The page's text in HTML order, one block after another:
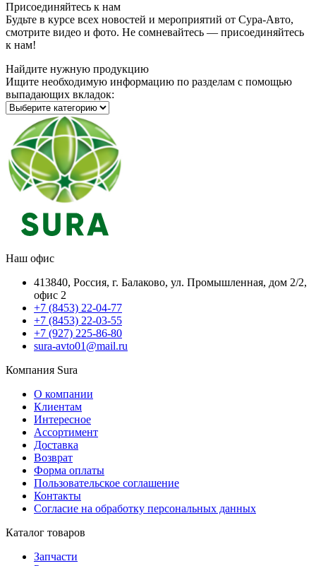
Присоединяйтесь к нам
Будьте в курсе всех новостей и мероприятий от Сура-Авто,
смотрите видео и фото. Не сомневайтесь — присоединяйтесь
к нам!
Найдите нужную продукцию
Ищите необходимую информацию по разделам с помощью
выпадающих вкладок:
Наш офис
413840, Россия, г. Балаково, ул. Промышленная, дом 2/2,
офис 2
+7 (8453) 22-04-77
+7 (8453) 22-03-55
+7 (927) 225-86-80
sura-avto01@mail.ru
Компания Sura
О компании
Клиентам
Интересное
Ассортимент
Доставка
Возврат
Форма оплаты
Пользовательское соглашение
Контакты
Согласие на обработку персональных данных
Каталог товаров
Запчасти